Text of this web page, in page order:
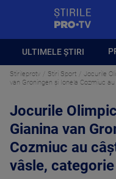
ULTIMELE ȘTIRI
Stirileprotv Stiri Sport Jocurile
van Groningen și Ionela Cozmiuc
Jocurile
Gianina van
Cozmiuc au
vâsle,